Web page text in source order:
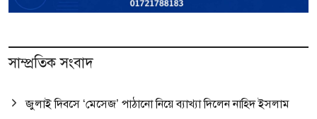
সাম্প্রতিক সংবাদ
জুলাই দিবসে ‘মেসেজ’ পাঠানো নিয়ে ব্যাখ্যা দিলেন নাহিদ ইসলাম